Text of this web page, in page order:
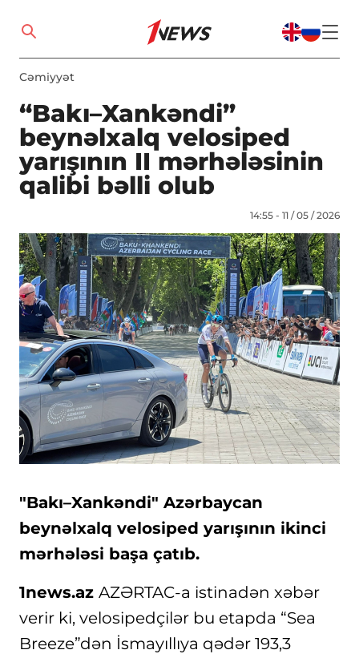
Cəmiyyət
“Bakı–Xankəndi”
beynəlxalq velosiped
yarışının II mərhələsinin
qalibi bəlli olub
14:55 - 11 / 05 / 2026
"Bakı–Xankəndi" Azərbaycan
beynəlxalq velosiped yarışının ikinci
mərhələsi başa çatıb.
1news.az AZƏRTAC-a istinadən xəbər
verir ki, velosipedçilər bu etapda “Sea
Breeze”dən İsmayıllıya qədər 193,3